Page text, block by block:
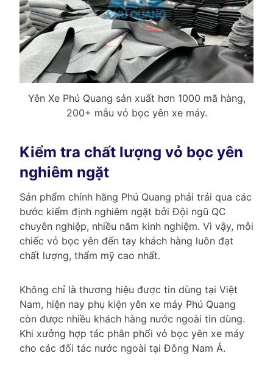
Yên Xe Phú Quang sản xuất hơn 1000 mã hàng,
200+ mẫu vỏ bọc yên xe máy.
Kiểm tra chất lượng vỏ bọc yên
nghiêm ngặt
Sản phẩm chính hãng Phú Quang phải trải qua các
bước kiểm định nghiêm ngặt bởi Đội ngũ QC
chuyên nghiệp, nhiều năm kinh nghiệm. Vì vậy, mỗi
chiếc vỏ bọc yên đến tay khách hàng luôn đạt
chất lượng, thẩm mỹ cao nhất.
Không chỉ là thương hiệu được tin dùng tại Việt
Nam, hiện nay phụ kiện yên xe máy Phú Quang
còn được nhiều khách hàng nước ngoài tin dùng.
Khi xưởng hợp tác phân phối vỏ bọc yên xe máy
cho các đối tác nước ngoài tại Đông Nam Á.